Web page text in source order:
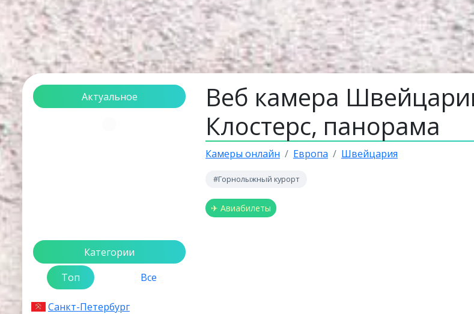
Актуальное
Категории
Топ
Все
Санкт-Петербург
Веб камера
Клостерс, панорама
Камеры онлайн Европа Швейцария
#Горнолыжный курорт
✈ Авиабилеты